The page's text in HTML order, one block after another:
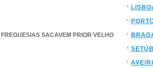
SACAVEM PRIOR VELHO